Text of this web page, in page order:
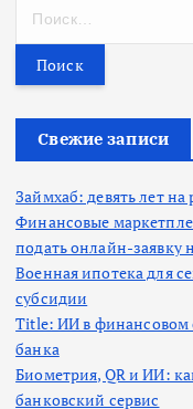
т
Свежие записи
Займхаб: девять лет
Финансовые
подать онлайн-заявку
Военная ипотека для
субсидии
Title: ИИ в финансовом
банка
Биометрия, QR и ИИ:
банковский сервис